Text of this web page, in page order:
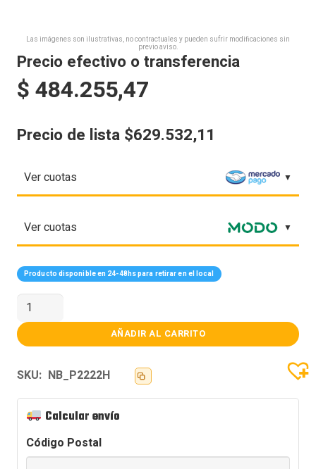
Las imágenes son ilustrativas, no contractuales y pueden sufrir modificaciones sin
previo aviso.
Precio efectivo o transferencia
$484.255,47
Precio de lista $629.532,11
Ver cuotas
Ver cuotas
Producto disponible en 24-48hs para retirar en el local
MONITOR
DELL
LED
22
P2222H
DP
VGA
cantidad
AÑADIR AL CARRITO
SKU: NB_P2222H
Calcular envío
Código Postal